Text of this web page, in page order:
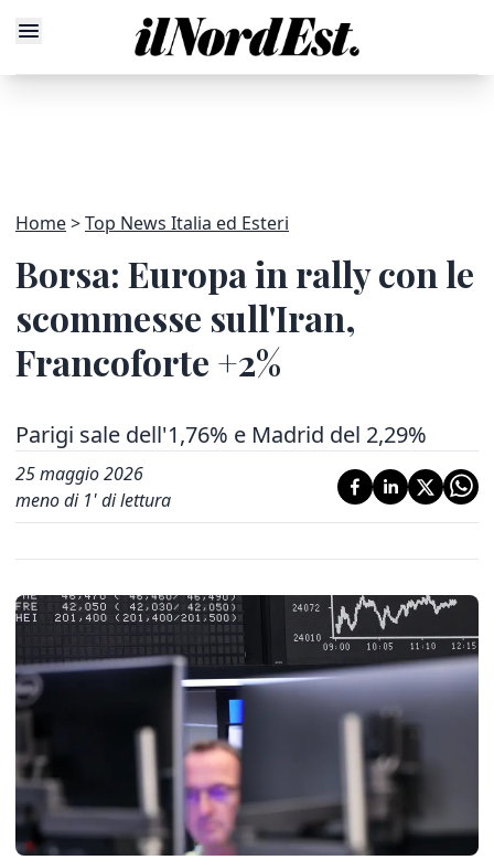
Home Top News Italia ed Esteri
Borsa: Europa in rally con le
scommesse sull'Iran,
Francoforte +2%
Parigi sale dell'1,76% e Madrid del 2,29%
25 maggio 2026
meno di 1' di lettura